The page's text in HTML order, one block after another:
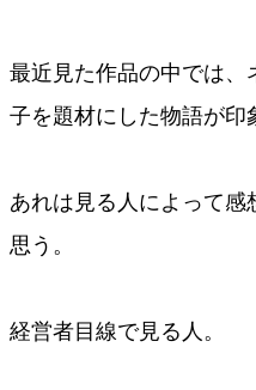
最近見た作品の中では、
子を題材にした物語が印
あれは見る人によって感
思う。
経営者目線で見る人。